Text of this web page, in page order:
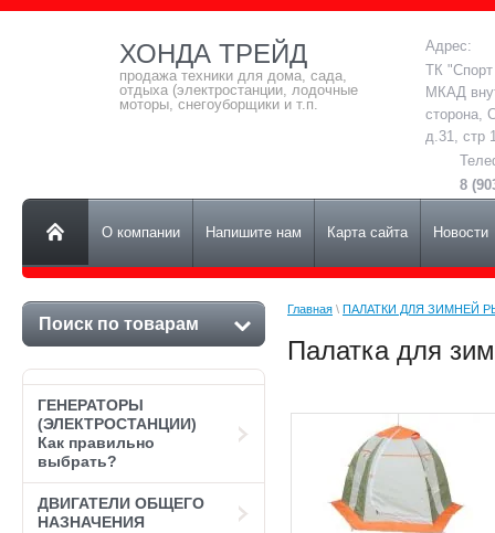
ХОНДА ТРЕЙД
продажа техники для дома, сада,
отдыха (электростанции, лодочные
моторы, снегоуборщики и т.п.
Адрес:
ТК
МКАД
сторона,
д.31, стр
8
О компании Напишите нам Карта сайта Новости
Поиск по товарам
ГЕНЕРАТОРЫ
(ЭЛЕКТРОСТАНЦИИ)
Как правильно
выбрать?
ДВИГАТЕЛИ ОБЩЕГО
НАЗНАЧЕНИЯ
Главная \ ПАЛАТКИ ДЛЯ ЗИМНЕЙ
Палатка для